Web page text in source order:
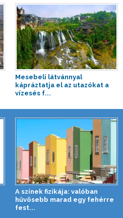
Mesebeli látvánnyal
kápráztatja el az utazókat a
vízesés f...
A színek fizikája: valóban
hűvösebb marad egy fehérre
fest...